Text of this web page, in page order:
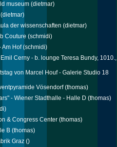
museum (dietmar)
(dietmar)
der wissenschaften (dietmar)
Couture (schmidi)
Am Hof(schmidi)
Cerny - b. lounge Teresa Bundy, 1010.,
von Marcel Houf - Galerie Studio 18
Vösendorf(thomas)
- Wiener Stadthalle - Halle D (thomas)
& Congress Center (thomas)
B (thomas)
Graz ()